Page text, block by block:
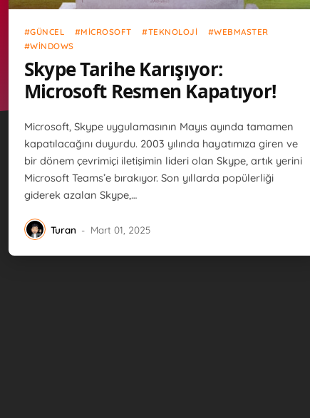
GÜNCEL MICROSOFT TEKNOLOJI
WEBMASTER
WINDOWS
Skype Tarihe Karışıyor:
Microsoft Resmen Kapatıyor!
Microsoft, Skype uygulamasının Mayıs ayında tamamen
kapatılacağını duyurdu. 2003 yılında hayatımıza giren ve
bir dönem çevrimiçi iletişimin lideri olan Skype, artık yerini
Microsoft Teams’e bırakıyor. Son yıllarda popülerliği
giderek azalan Skype,…
Turan - Mart 01, 2025